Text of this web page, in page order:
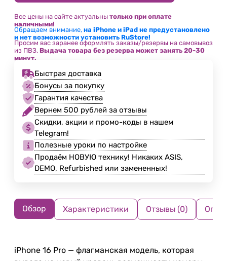
Все цены на сайте актуальны только при оплате
наличными!
Обращаем внимание, на iPhone и iPad не предустановлено
и нет возможности установить RuStore!
Просим вас заранее оформлять заказы/резервы на самовывоз
из ПВЗ. Выдача товара без резерва может занять 20-30
минут.
Быстрая доставка
Бонусы за покупку
Гарантия качества
Вернем 500 рублей за отзывы
Скидки, акции и промо-коды в нашем
Telegram!
Полезные уроки по настройке
Продаём НОВУЮ технику! Никаких ASIS,
DEMO, Refurbished или замененных!
Обзор Характеристики Отзывы (0)
iPhone 16 Pro — флагманская модель, которая